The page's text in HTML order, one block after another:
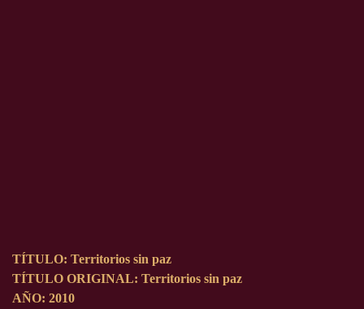
TÍTULO: Territorios sin paz
TÍTULO ORIGINAL: Territorios sin paz
AÑO: 2010